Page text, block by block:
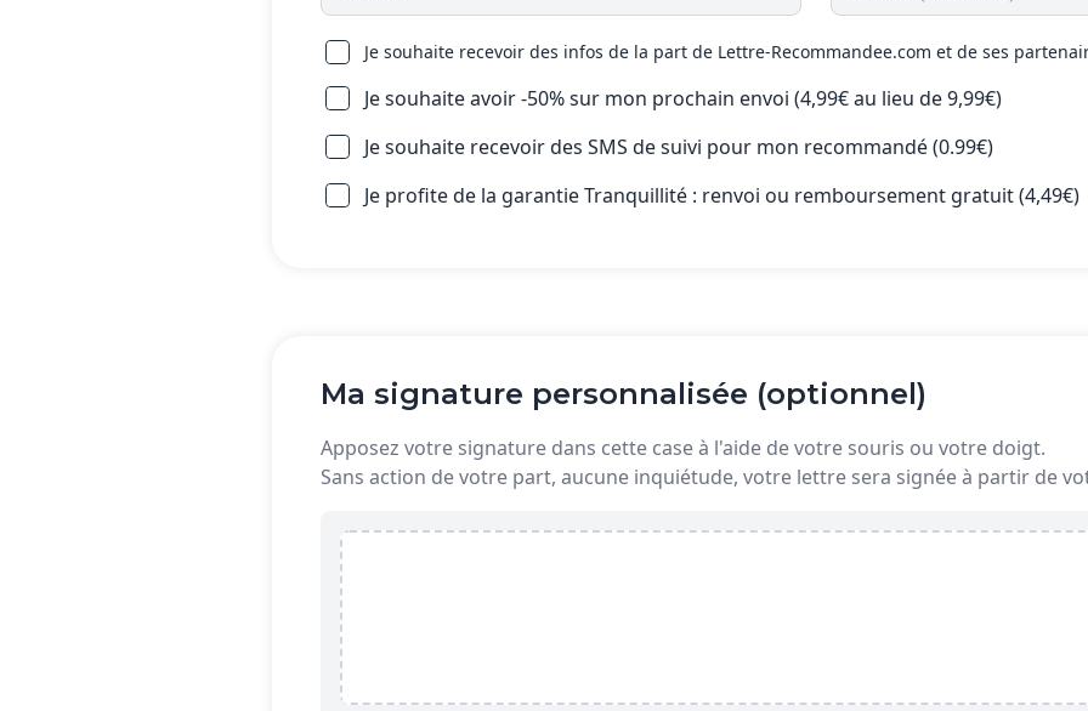
Je souhaite recevoir des infos de la part de Lettre-Recommandee.com et de ses
Je souhaite avoir -50% sur mon prochain envoi (4,99€ au lieu de 9,99€)
Je souhaite recevoir des SMS de suivi pour mon recommandé (0.99€)
Je profite de la garantie Tranquillité : renvoi ou remboursement gratuit (4,49€)
Ma signature personnalisée (optionnel)
Apposez votre signature dans cette case à l'aide de votre souris ou votre doigt.
Sans action de votre part, aucune inquiétude, votre lettre sera signée à partir de